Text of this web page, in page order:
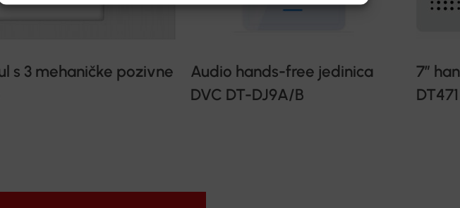
s 3 mehaničke pozivne
Audio hands-free jedinica
DVC DT-DJ9A/B
7”
DT471